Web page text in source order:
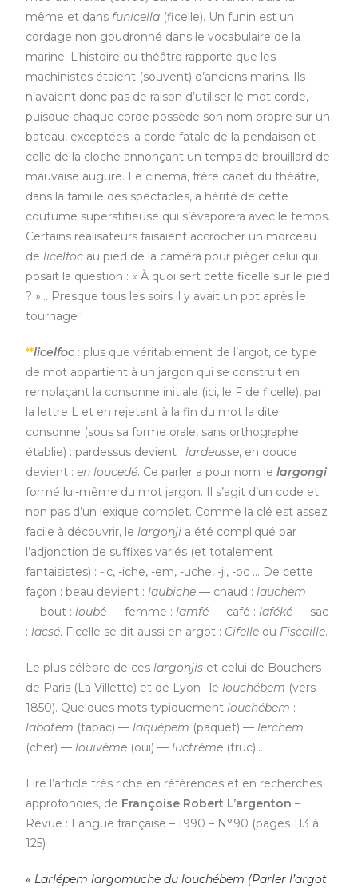
même et dans funicella (ficelle). Un funin est un
cordage non goudronné dans le vocabulaire de la
marine. L’histoire du théâtre rapporte que les
machinistes étaient (souvent) d’anciens marins. Ils
n’avaient donc pas de raison d’utiliser le mot corde,
puisque chaque corde possède son nom propre sur un
bateau, exceptées la corde fatale de la pendaison et
celle de la cloche annonçant un temps de brouillard de
mauvaise augure. Le cinéma, frère cadet du théâtre,
dans la famille des spectacles, a hérité de cette
coutume superstitieuse qui s’évaporera avec le temps.
Certains réalisateurs faisaient accrocher un morceau
delicelfoc au pied de la caméra pour piéger celui qui
posait la question : « À quoi sert cette ficelle sur le pied
? »… Presque tous les soirs il y avait un pot après le
tournage !
**licelfoc : plus que véritablement de l’argot, ce type
de mot appartient à un jargon qui se construit en
remplaçant la consonne initiale (ici, le F de ficelle), par
la lettre L et en rejetant à la fin du mot la dite
consonne (sous sa forme orale, sans orthographe
établie) : pardessus devient :lardeusse, en douce
devient :en loucedé. Ce parler a pour nom lelargongi
formé lui-même du mot jargon. Il s’agit d’un code et
non pas d’un lexique complet. Comme la clé est assez
facile à découvrir, lelargonji a été compliqué par
l’adjonction de suffixes variés (et totalement
fantaisistes) : -ic, -iche, -em, -uche, -ji, -oc … De cette
façon : beau devient :laubiche — chaud :lauchem
— bout :loubé — femme :lamfé — café :laféké — sac
:lacsé. Ficelle se dit aussi en argot : Cifelle ou Fiscaille.
Le plus célèbre de ceslargonjis et celui de Bouchers
de Paris (La Villette) et de Lyon : lelouchébem (vers
1850). Quelques mots typiquementlouchébem :
labatem (tabac) —laquépem (paquet) —lerchem
(cher) —louivème (oui) —luctrème (truc)…
Lire l’article très riche en références et en recherches
approfondies, de Françoise Robert L’argenton –
Revue : Langue française – 1990 – N°90 (pages 113 à
125) :
« Larlépem largomuche du louchébem (Parler l’argot